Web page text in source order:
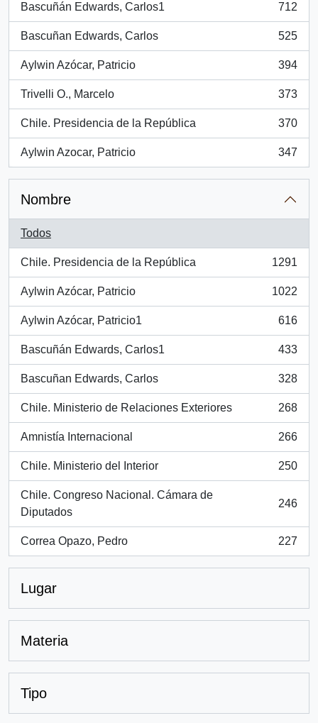
Bascuñán Edwards, Carlos1
, 712 resultados
712
Bascuñan Edwards, Carlos
, 525 resultados
525
Aylwin Azócar, Patricio
, 394 resultados
394
Trivelli O., Marcelo
, 373 resultados
373
Chile. Presidencia de la República
, 370 resultados
370
Aylwin Azocar, Patricio
, 347 resultados
347
Nombre
Todos
Chile. Presidencia de la República
, 1291 resultados
1291
Aylwin Azócar, Patricio
, 1022 resultados
1022
Aylwin Azócar, Patricio1
, 616 resultados
616
Bascuñán Edwards, Carlos1
, 433 resultados
433
Bascuñan Edwards, Carlos
, 328 resultados
328
Chile. Ministerio de Relaciones Exteriores
, 268 resultados
268
Amnistía Internacional
, 266 resultados
266
Chile. Ministerio del Interior
, 250 resultados
250
Chile. Congreso Nacional. Cámara de
Diputados
, 246 resultados
246
Correa Opazo, Pedro
, 227 resultados
227
Lugar
Materia
Tipo